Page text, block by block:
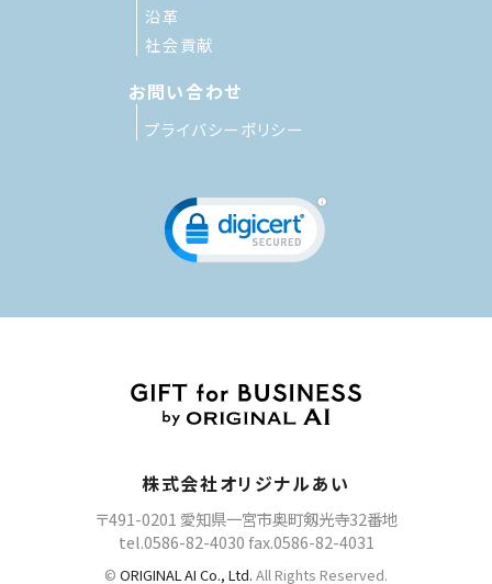
沿革
社会貢献
お問い合わせ
プライバシーポリシー
株式会社オリジナルあい
〒491-0201 愛知県一宮市奥町剱光寺32番地
tel.0586-82-4030 fax.0586-82-4031
© ORIGINAL AI Co., Ltd. All Rights Reserved.